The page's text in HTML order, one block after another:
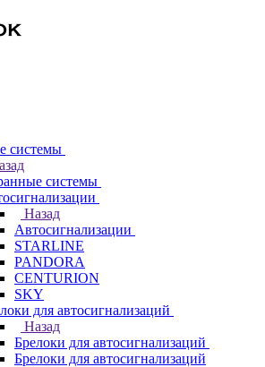
системы
системы
Назад
Автосигнализации
STARLINE
PANDORA
CENTURION
SKY
для автосигнализаций
Назад
Брелоки для автосигнализаций
Брелоки для автосигнализаций